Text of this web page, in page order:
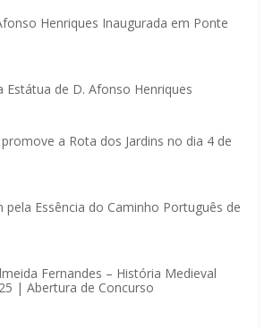
Henriques Inaugurada em Ponte
Estátua de D. Afonso Henriques
a Rota dos Jardins no dia 4 de
pela Essência do Caminho Português de
Fernandes – História Medieval
| Abertura de Concurso